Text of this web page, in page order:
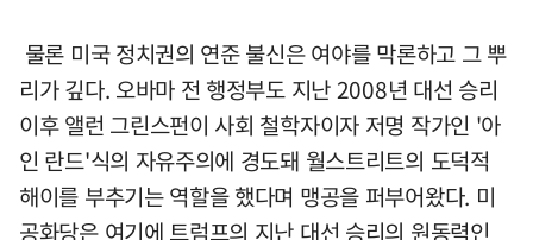
물론 미국 정치권의 연준 불신은 여야를 막론하고 그 뿌
리가 깊다. 오바마 전 행정부도 지난 2008년 대선 승리
이후 앨런 그린스펀이 사회 철학자이자 저명 작가인 '아
인 란드'식의 자유주의에 경도돼 월스트리트의 도덕적
해이를 부추기는 역할을 했다며 맹공을 퍼부어왔다. 미
공화당은 여기에 트럼프의 지난 대선 승리의 원동력인